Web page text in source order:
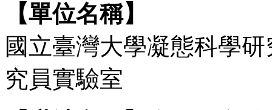
【單位名稱】
國立臺灣大學凝態科學
究員實驗室